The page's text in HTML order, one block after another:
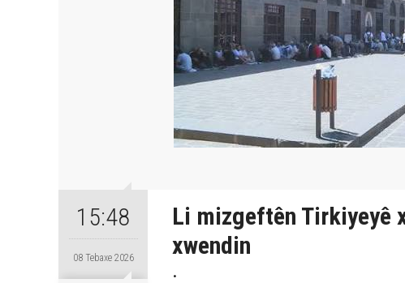
15:48
08 Tebaxe 2026
Li mizgeftên Tirkiyeyê
xwendin
.